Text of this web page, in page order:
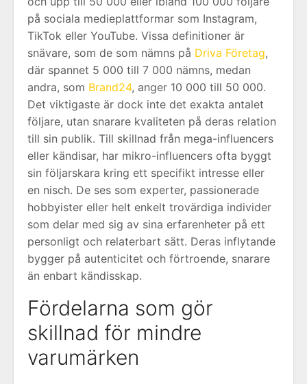
på sociala medieplattformar som Instagram,
TikTok eller YouTube. Vissa definitioner är
snävare, som de som nämns på Driva Företag,
där spannet 5 000 till 7 000 nämns, medan
andra, som Brand24, anger 10 000 till 50 000.
Det viktigaste är dock inte det exakta antalet
följare, utan snarare kvaliteten på deras relation
till sin publik. Till skillnad från mega-influencers
eller kändisar, har mikro-influencers ofta byggt
sin följarskara kring ett specifikt intresse eller
en nisch. De ses som experter, passionerade
hobbyister eller helt enkelt trovärdiga individer
som delar med sig av sina erfarenheter på ett
personligt och relaterbart sätt. Deras inflytande
bygger på autenticitet och förtroende, snarare
än enbart kändisskap.
Fördelarna som gör
skillnad för mindre
varumärken